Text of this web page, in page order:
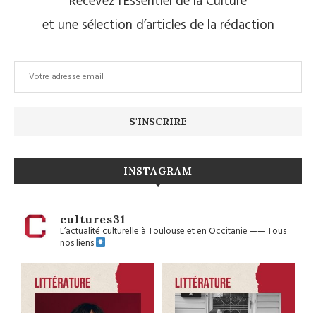
et une sélection d’articles de la rédaction
INSTAGRAM
cultures31
L’actualité culturelle à Toulouse et en Occitanie——Tous
nos liens